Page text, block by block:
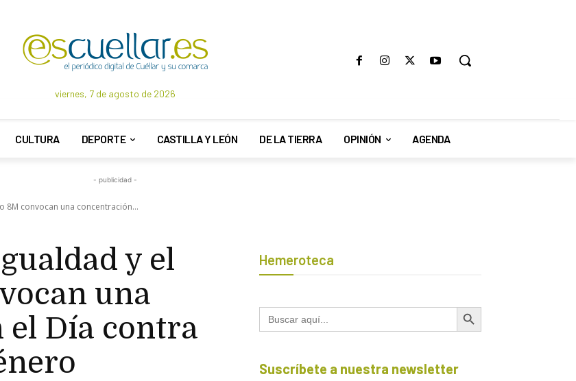
viernes, 7 de agosto de 2026
CULTURA DEPORTE CASTILLA Y LEÓN DE LA TIERRA OPINIÓN AGENDA
- publicidad -
8M convocan una concentración...
y el
una
el Día contra
Hemeroteca
Buscar: Botón de búsqueda
Suscríbete a nuestra newsletter